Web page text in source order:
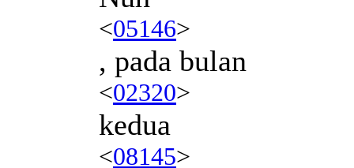
<05146>
, pada bulan
<02320>
kedua
<08145>